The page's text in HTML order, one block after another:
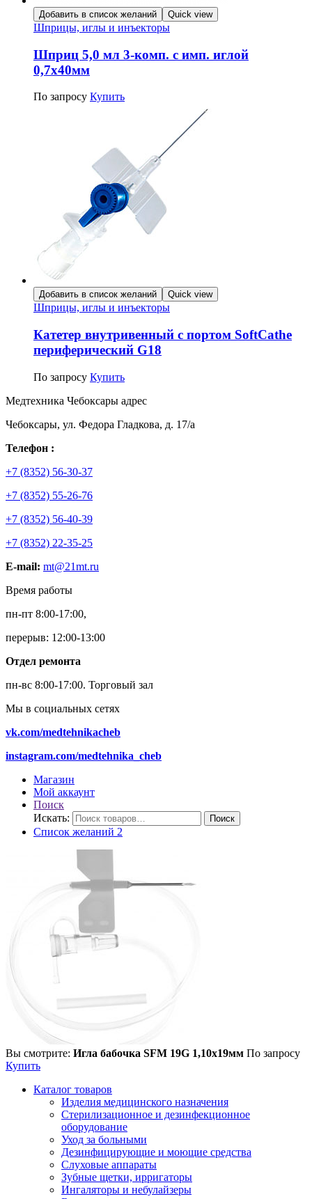
Добавить в список желаний Quick view
Шприцы, иглы и инъекторы
Шприц 5,0 мл 3-комп. с имп. иглой
0,7х40мм
По запросу Купить
Добавить в список желаний Quick view
Шприцы, иглы и инъекторы
Катетер внутривенный с портом SoftCathe
периферический G18
По запросу Купить
Медтехника Чебоксары адрес
Чебоксары, ул. Федора Гладкова, д. 17/а
Телефон :
+7 (8352) 56-30-37
+7 (8352) 55-26-76
+7 (8352) 56-40-39
+7 (8352) 22-35-25
E-mail: mt@21mt.ru
Время работы
пн-пт 8:00-17:00,
перерыв: 12:00-13:00
Отдел ремонта
пн-вс 8:00-17:00. Торговый зал
Мы в социальных сетях
vk.com/medtehnikacheb
instagram.com/medtehnika_cheb
Магазин
Мой аккаунт
Поиск
Искать:
Поиск
Список желаний 2
Вы смотрите: Игла бабочка SFM 19G 1,10х19мм По запросу
Купить
Каталог товаров
Изделия медицинского назначения
Стерилизационное и дезинфекционное
оборудование
Уход за больными
Дезинфицирующие и моющие средства
Слуховые аппараты
Зубные щетки, ирригаторы
Ингаляторы и небулайзеры